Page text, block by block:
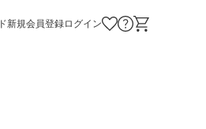
新規会員登録ログイン お気に入り商品
お問い合わせ